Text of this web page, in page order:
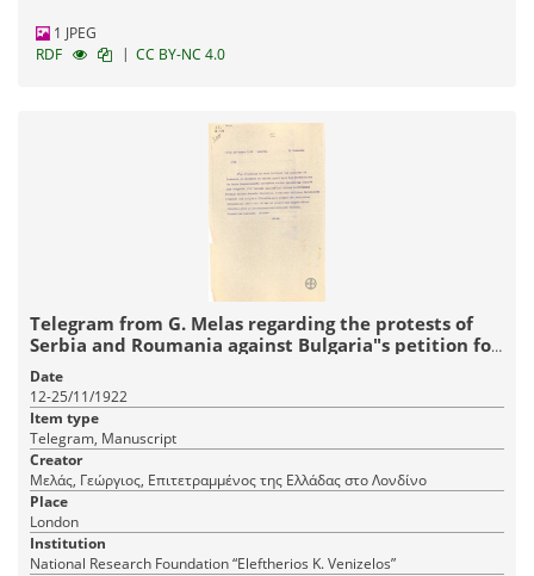
1 JPEG
RDF
| CC BY-NC 4.0
Telegram from G. Melas regarding the protests of
Serbia and Roumania against Bulgaria"s petition for
the signing of a moratorium.
Date
12-25/11/1922
Item type
Telegram, Manuscript
Creator
Μελάς, Γεώργιος, Επιτετραμμένος της Ελλάδας στο Λονδίνο
Place
London
Institution
National Research Foundation “Eleftherios K. Venizelos”